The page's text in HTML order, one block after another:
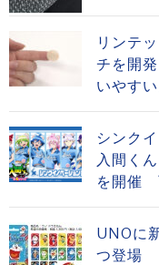
リンテ
チを開
いやす
シンク
入間く
を開催
UNOに
つ登場